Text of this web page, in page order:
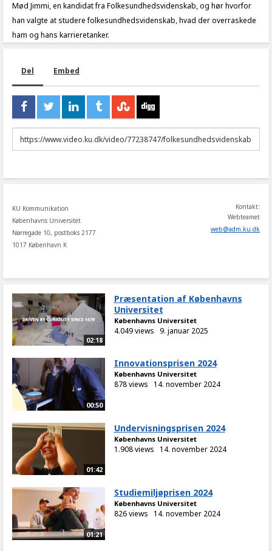
Mød Jimmi, en kandidat fra Folkesundhedsvidenskab, og hør hvorfor
han valgte at studere folkesundhedsvidenskab, hvad der overraskede
ham og hans karrieretanker.
Del Embed
URL
to
KU Kommunikation
Københavns Universitet
Nørregade 10, postboks 2177
1017 København K
Kontakt:
Webteamet
web@adm.ku.dk
02:18
Præsentation af Københavns
Universitet
Københavns Universitet
4.049 views 9. januar 2025
00:50
Innovationsprisen 2024
Københavns Universitet
878 views 14. november 2024
01:42
Undervisningsprisen 2024
Københavns Universitet
1.908 views 14. november 2024
01:21
Studiemiljøprisen 2024
Københavns Universitet
826 views 14. november 2024